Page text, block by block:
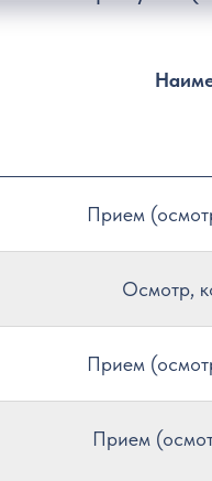
Прием
Осмотр,
Прием
Прием